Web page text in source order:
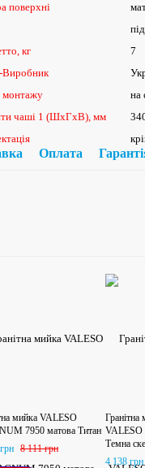
поверхні
кг
7
Виробник
монтажу
на
чаші 1 (ШхГхВ), мм
Оплата
мийка VALESO
7950 матова Титан
8 111 грн
Гранітна
VALESO
Темна
4 138 грн